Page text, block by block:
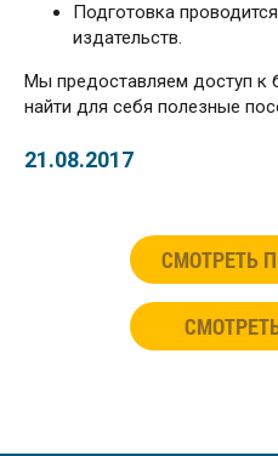
Подготовка
издательств.
Мы предоставляем доступ к
найти для себя полезные
21.08.2017
СМОТРЕТЬ